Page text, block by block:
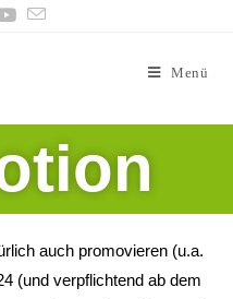
Menü
auch promovieren (u.a.
(und verpflichtend ab dem